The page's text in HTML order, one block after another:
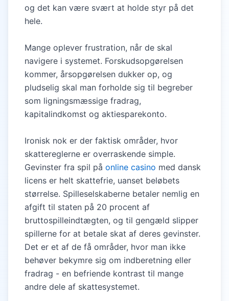
og det kan være svært at holde styr på det
hele.
Mange oplever frustration, når de skal
navigere i systemet. Forskudsopgørelsen
kommer, årsopgørelsen dukker op, og
pludselig skal man forholde sig til begreber
som ligningsmæssige fradrag,
kapitalindkomst og aktiesparekonto.
Ironisk nok er der faktisk områder, hvor
skattereglerne er overraskende simple.
Gevinster fra spil på online casino med dansk
licens er helt skattefrie, uanset beløbets
størrelse. Spilleselskaberne betaler nemlig en
afgift til staten på 20 procent af
bruttospilleindtægten, og til gengæld slipper
spillerne for at betale skat af deres gevinster.
Det er et af de få områder, hvor man ikke
behøver bekymre sig om indberetning eller
fradrag - en befriende kontrast til mange
andre dele af skattesystemet.